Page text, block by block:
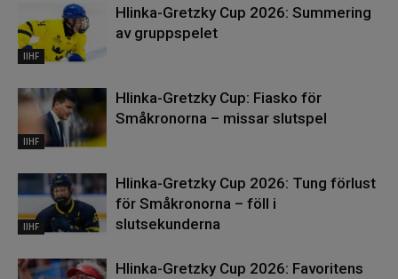
IIHF
Hlinka-Gretzky Cup 2026: Summering
av gruppspelet
IIHF
Hlinka-Gretzky Cup: Fiasko för
Småkronorna – missar slutspel
IIHF
Hlinka-Gretzky Cup 2026: Tung förlust
för Småkronorna – föll i
slutsekunderna
Hlinka-Gretzky Cup 2026: Favoritens